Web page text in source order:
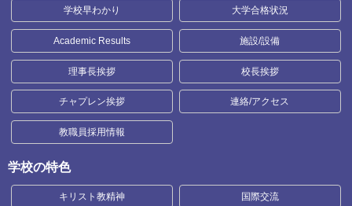
学校早わかり 大学合格状況
Academic Results 施設/設備
理事長挨拶 校長挨拶
チャプレン挨拶 連絡/アクセス
教職員採用情報
学校の特色
キリスト教精神 国際交流